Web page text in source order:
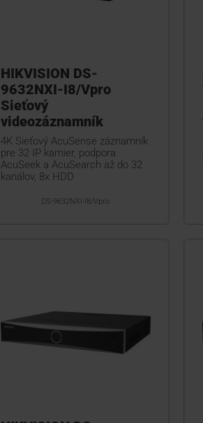
HIKVISION DS-
9632NXI-I8/Vpro
Sieťový
videozáznamník
4K Sieťový AcuSense záznamník
pre 32 IP kamier, podpora
AcuSeek a AcuSearch až do 32
kanálov, 8x HDD
DS-9632NXI-I8/Vpro